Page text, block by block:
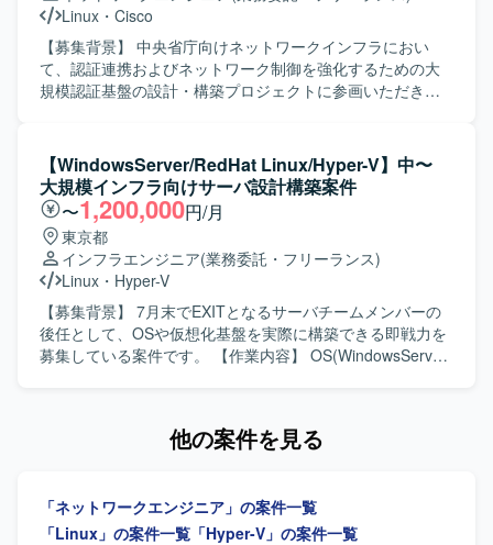
行い、状況に応じて柔軟に調整・判断できる方を歓迎いた
します。 社内関係者と協力しながら、安定したシステム運
用と継続的な改善に取り組んでいただける方を想定してお
ります。 【ポジションの魅力】 サーバ、ネットワーク、仮
ワークを含む製造業のインフラに関わることで、現場に近
い視点での基盤設計や改善に携わることができます。 社内
SEチームの一員として、マネジメントや業務推進にも関わ
ることで、上流工程やリーダーシップの経験を高めること
ができます。 【開発環境】 Windows/Linuxサーバを中心と
したインフラ環境にて、VMware/Hyper-Vによる仮想基盤や
Active Directory/Azure ADなどの認証基盤、DNS/DHCP/フ
ァイルサーバなどの基盤システムを取り扱う環境となって
おります。
ーダー/サブリーダーとしてタスク管理や進捗管理も行って
いただきます。 【求める人物像】 技術的な専門性に加え、
省庁のドキュメント文化を理解し、対面での丁寧なコミュ
ニケーションができる方を求めております。関係者との合
力】 中央省庁向けの中・大規模ネットワークインフラ案件
にリードSEとして参画できるため、社会的インパクトの大
きいプロジェクトに裁量を持って関わることができます。
要件定義から設計・構築・移行まで一連の工程に携わるこ
とで、ネットワークおよびインフラ領域の経験を広く深く
積むことができます。 【開発環境】 中・大規模ネットワー
ク環境（SD-WAN、GSS等）およびオンプレミスと各種ク
ラウドを組み合わせたハイブリッドインフラ環境での設
計・構築・移行を行います。
Linux ・ Cisco
【募集背景】 中央省庁向けネットワークインフラにおい
て、認証連携およびネットワーク制御を強化するための大
規模認証基盤の設計・構築プロジェクトに参画いただきま
築を行っていただきます。 RADIUS / LDAPを用いたユーザ
ー・端末認証基盤の設計・構築を実施していただきます。
安全な無線LAN（Wi-Fi）環境の設計・構築および電波・ア
クセス制御の検討・実装を行っていただきます。 Linux /
Windowsサーバー上でのログ調査、証明書設定、認証連携
に伴う各種設定・検証作業を担当していただきます。 プロ
ジェクトに伴う設計書、パラメータシート、テスト仕様書
などの技術ドキュメントを作成していただきます。 【求め
る人物像】 認証や証明書、ネットワークポリシー制御に強
みを持ち、高い専門性を活かして主体的に設計・構築をリ
件に対応したネットワーク設計スキルを磨いていただけま
ができます。 【開発環境】 ネットワーク製品： Cisco
Catalyst, WLC, Cisco ISE, Cisco DNA Center (DNAC) 認証
【WindowsServer/RedHat Linux/Hyper-V】中〜
大規模インフラ向けサーバ設計構築案件
〜1,200,000円/月
東京都
インフラエンジニア(業務委託・フリーランス)
Linux ・ Hyper-V
【募集背景】 7月末でEXITとなるサーバチームメンバーの
後任として、OSや仮想化基盤を実際に構築できる即戦力を
募集している案件です。 【作業内容】 OS(WindowsServer
ンバーや関係者とのコミュニケーションおよび調整を行い
場合があります。 【求める人物像】 中〜大規模なインフラ
構築プロジェクトに主体的に取り組み、チームメンバーや
他の案件を見る
「ネットワークエンジニア」の案件一覧
「Linux」の案件一覧 「Hyper-V」の案件一覧